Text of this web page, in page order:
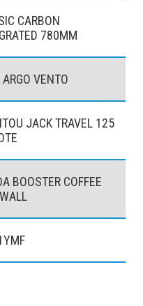
CARBON
780MM
VENTO
JACK TRAVEL 125
BOOSTER COFFEE